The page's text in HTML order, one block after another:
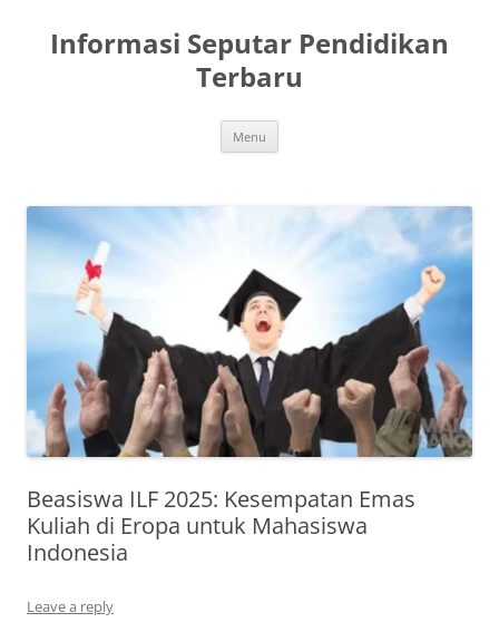
content
Informasi Seputar Pendidikan
Terbaru
Menu
Beasiswa ILF 2025: Kesempatan Emas
Kuliah di Eropa untuk Mahasiswa
Indonesia
Leave a reply